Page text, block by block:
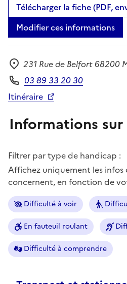
Télécharger la fiche (PDF,
Modifier ces informations
Adresse
231 Rue de Belfort 68200
Téléphone
03 89 33 20 30
Itinéraire
Informations sur
Filtrer par type de handicap :
Affichez uniquement les
concernent, en fonction de
Difficulté à voir
En fauteuil roulant
Difficulté à comprendre